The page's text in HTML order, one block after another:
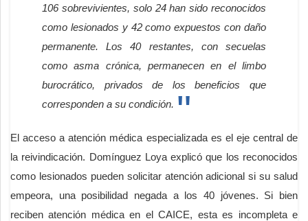
106 sobrevivientes, solo 24 han sido reconocidos
como lesionados y 42 como expuestos con daño
permanente. Los 40 restantes, con secuelas
como asma crónica, permanecen en el limbo
burocrático, privados de los beneficios que
corresponden a su condición.
El acceso a atención médica especializada es el eje central de
la reivindicación. Domínguez Loya explicó que los reconocidos
como lesionados pueden solicitar atención adicional si su salud
empeora, una posibilidad negada a los 40 jóvenes. Si bien
reciben atención médica en el CAICE, esta es incompleta e